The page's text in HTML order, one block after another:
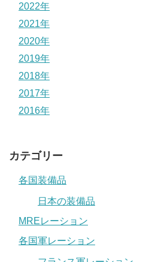
2022年
2021年
2020年
2019年
2018年
2017年
2016年
カテゴリー
各国装備品
日本の装備品
MREレーション
各国軍レーション